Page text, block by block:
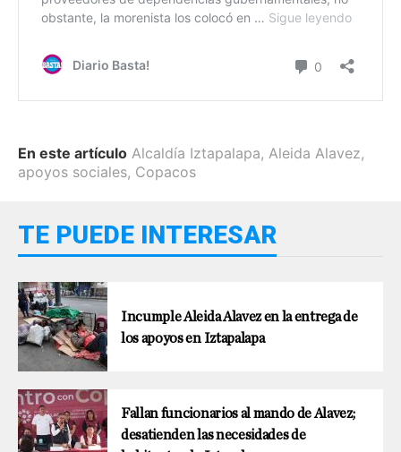
En este artículo Alcaldía Iztapalapa, Aleida Alavez,
apoyos sociales, Copacos
TE PUEDE INTERESAR
Incumple Aleida Alavez en la entrega de
los apoyos en Iztapalapa
Fallan funcionarios al mando de Alavez;
desatienden las necesidades de